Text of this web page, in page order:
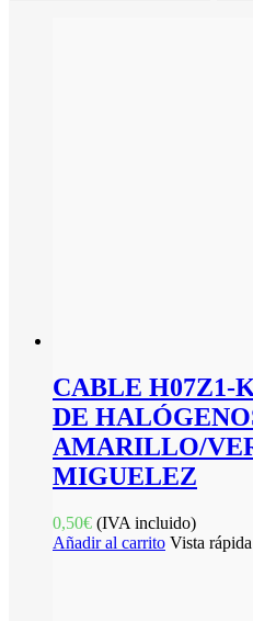
mínimo
CABLE H07Z1-
DE
AMARILLO/
MIGUELEZ
0,50€ (IVA incluido)
Añadir al carrito Vista rápida